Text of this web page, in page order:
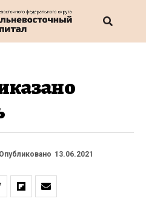
Опубликовано 13.06.2021